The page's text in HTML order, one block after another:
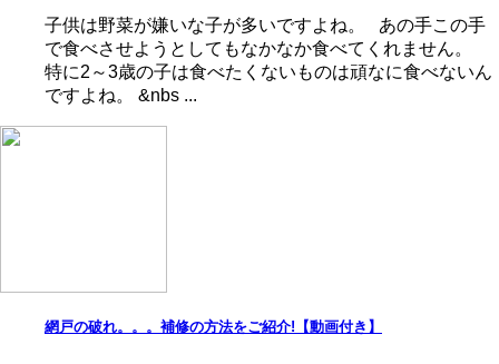
子供は野菜が嫌いな子が多いですよね。 あの手この手
で食べさせようとしてもなかなか食べてくれません。
特に2～3歳の子は食べたくないものは頑なに食べないん
ですよね。 &nbs ...
網戸の破れ。。。補修の方法をご紹介!【動画付き】